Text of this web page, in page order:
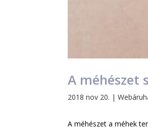
A méhészet
2018 nov 20. |
A méhészet a méhek